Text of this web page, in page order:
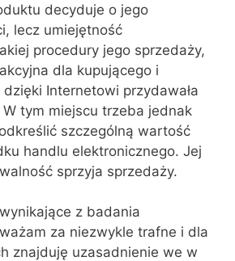
decyduje o jego
lecz umiejętność
procedury jego sprzedaży,
dla kupującego i
Internetowi przydawała
tym miejscu trzeba jednak
szczególną wartość
handlu elektronicznego. Jej
sprzyja sprzedaży.
z badania
za niezwykle trafne i dla
znajduję uzasadnienie we w